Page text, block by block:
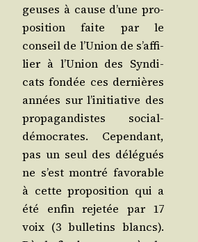
geuses à cause d’une pro­
po­si­tion faite par le
conseil de l’Union de s’af­fi­
lier à l’U­nion des Syn­di­
cats fon­dée ces der­nières
années sur l’i­ni­tia­tive des
pro­pa­gan­distes social-
démo­crates. Cepen­dant,
pas un seul des délé­gués
ne s’est mon­tré favo­rable
à cette pro­po­si­tion qui a
été enfin reje­tée par 17
voix (3 bul­le­tins blancs).